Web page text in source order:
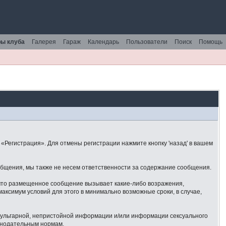
Помощь
Поиск
Пользователи
Календарь
Гараж
Галерея
клуба
Для отмены регистрации нажмите кнопку 'назад' в вашем
мы также не несем ответственности за содержание сообщения.
размещенное сообщение вызывает какие-либо возражения,
условий для этого в минимально возможные сроки, в случае,
непристойной информации и/или информации сексуального
нормам.